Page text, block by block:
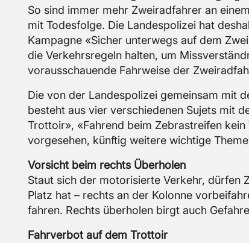
So sind immer mehr Zwei­rad­fah­rer an
mit To­des­fol­ge. Die Lan­des­po­li­zei hat
Kam­pa­gne «Si­cher un­ter­wegs auf dem
die Ver­kehrs­re­geln hal­ten, um
vor­aus­schau­en­de Fahr­wei­se der
Die von der Lan­des­po­li­zei ge­mein­sam mit
be­steht aus vier ver­schie­de­nen Su­jets mit
Trot­toir», «Fah­rend beim Ze­bra­strei­fen
vor­ge­se­hen, künf­tig wei­te­re wich­ti­ge
Vor­sicht beim rechts Über­ho­len
Staut sich der mo­to­ri­sier­te Ver­kehr, dür­fen
Platz hat – rechts an der Ko­lon­ne
fah­ren. Rechts über­ho­len birgt auch
Fahr­ver­bot auf dem Trot­toir